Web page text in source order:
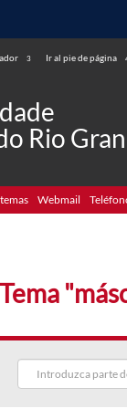
3 Ir al pie de página
Rio
Webmail
Tema